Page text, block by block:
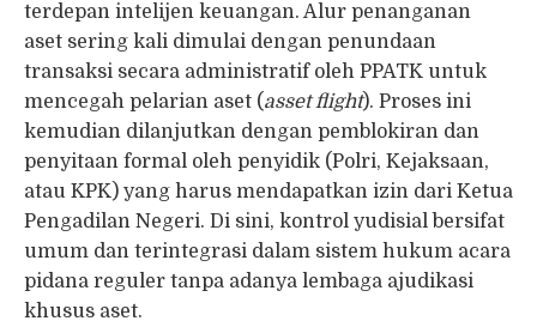
terdepan intelijen keuangan. Alur penanganan
aset sering kali dimulai dengan penundaan
transaksi secara administratif oleh PPATK untuk
mencegah pelarian aset (asset flight). Proses ini
kemudian dilanjutkan dengan pemblokiran dan
penyitaan formal oleh penyidik (Polri, Kejaksaan,
atau KPK) yang harus mendapatkan izin dari Ketua
Pengadilan Negeri. Di sini, kontrol yudisial bersifat
umum dan terintegrasi dalam sistem hukum acara
pidana reguler tanpa adanya lembaga ajudikasi
khusus aset.